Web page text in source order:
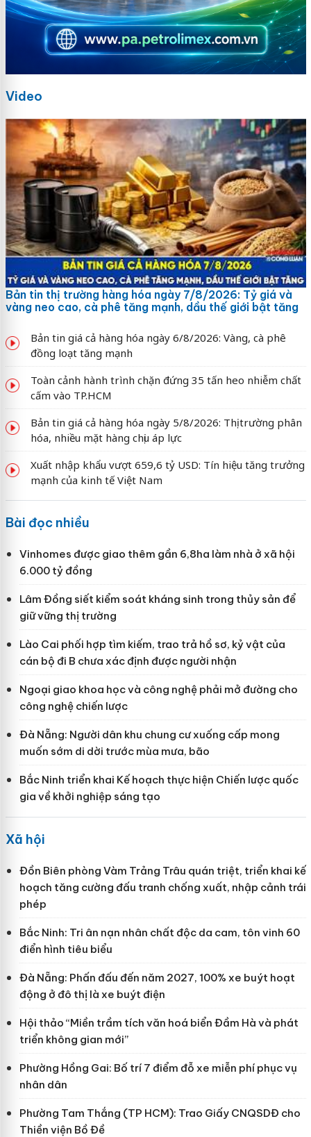
Video
Bản tin thị trường hàng hóa ngày 7/8/2026: Tỷ giá và
vàng neo cao, cà phê tăng mạnh, dầu thế giới bật tăng
Bản tin giá cả hàng hóa ngày 6/8/2026: Vàng, cà phê
đồng loạt tăng mạnh
Toàn cảnh hành trình chặn đứng 35 tấn heo nhiễm chất
cấm vào TP.HCM
Bản tin giá cả hàng hóa ngày 5/8/2026: Thị trường phân
hóa, nhiều mặt hàng chịu áp lực
Xuất nhập khẩu vượt 659,6 tỷ USD: Tín hiệu tăng trưởng
mạnh của kinh tế Việt Nam
Bài đọc nhiều
Vinhomes được giao thêm gần 6,8ha làm nhà ở xã hội
6.000 tỷ đồng
Lâm Đồng siết kiểm soát kháng sinh trong thủy sản để
giữ vững thị trường
Lào Cai phối hợp tìm kiếm, trao trả hồ sơ, kỷ vật của
cán bộ đi B chưa xác định được người nhận
Ngoại giao khoa học và công nghệ phải mở đường cho
công nghệ chiến lược
Đà Nẵng: Người dân khu chung cư xuống cấp mong
muốn sớm di dời trước mùa mưa, bão
Bắc Ninh triển khai Kế hoạch thực hiện Chiến lược quốc
gia về khởi nghiệp sáng tạo
Xã hội
Đồn Biên phòng Vàm Trảng Trâu quán triệt, triển khai kế
hoạch tăng cường đấu tranh chống xuất, nhập cảnh trái
phép
Bắc Ninh: Tri ân nạn nhân chất độc da cam, tôn vinh 60
điển hình tiêu biểu
Đà Nẵng: Phấn đấu đến năm 2027, 100% xe buýt hoạt
động ở đô thị là xe buýt điện
Hội thảo “Miền trầm tích văn hoá biển Đầm Hà và phát
triển không gian mới”
Phường Hồng Gai: Bố trí 7 điểm đỗ xe miễn phí phục vụ
nhân dân
Phường Tam Thắng (TP HCM): Trao Giấy CNQSDĐ cho
Thiền viện Bồ Đề